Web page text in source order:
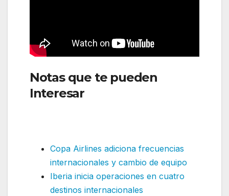
Notas que te pueden
Interesar
Copa Airlines adiciona frecuencias
internacionales y cambio de equipo
Iberia inicia operaciones en cuatro
destinos internacionales